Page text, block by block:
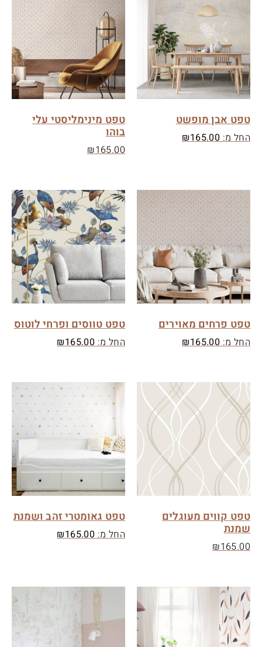
טפט אבן מופשט
החל מ: ₪165.00
טפט מינימליסטי עלי
בוהו
₪165.00
טפט פרחים מאוירים
החל מ: ₪165.00
טפט טווסים ופרחי לוטוס
החל מ: ₪165.00
טפט קווים מעוגלים
שמנת
₪165.00
טפט גאומטרי זהב ושמנת
החל מ: ₪165.00